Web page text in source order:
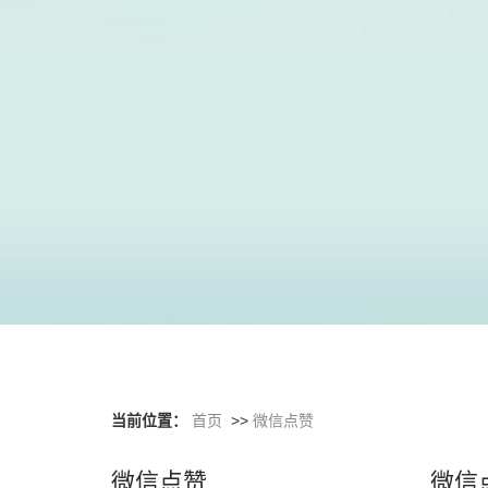
当前位置： 首页 >> 微信点赞
微信
微信点赞